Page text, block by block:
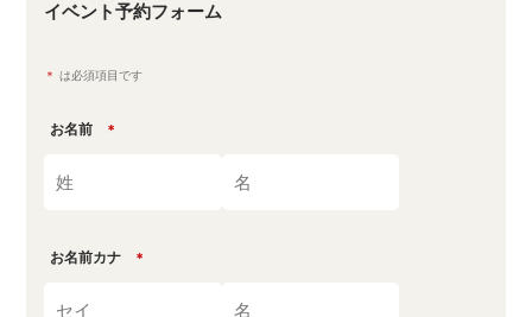
イベント予約フォーム
＊ は必須項目です
お名前 ＊
お名前カナ ＊